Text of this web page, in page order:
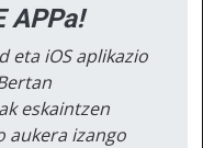
APPa!
eta iOS aplikazio
eskaintzen
aukera izango